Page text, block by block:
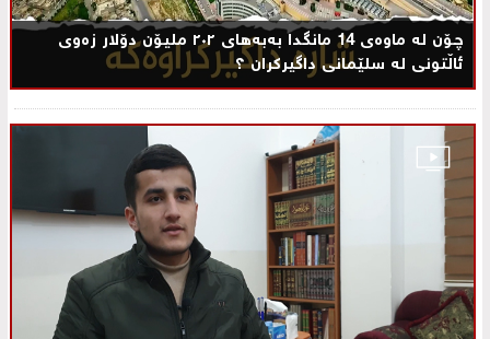
چـۆن لە ماوەی 14 مانگدا بەبەھای ٢٠٢ ملیۆن دۆلار زەوی
ئاڵتونی لە سلێمانی داگیرکران ؟